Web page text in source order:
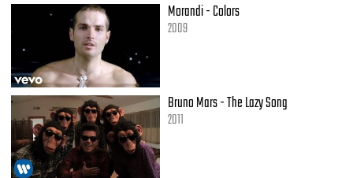
Morandi - Colors
2009
Bruno Mars - The Lazy Song
2011